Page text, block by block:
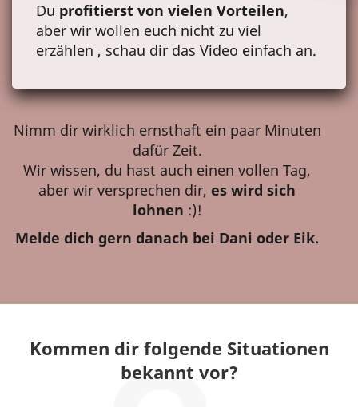
Du profitierst von vielen Vorteilen,
aber wir wollen euch nicht zu viel
erzählen , schau dir das Video einfach an.
Nimm dir wirklich ernsthaft ein paar Minuten
dafür Zeit.
Wir wissen, du hast auch einen vollen Tag,
aber wir versprechen dir, es wird sich
lohnen :)!
Melde dich gern danach bei Dani oder Eik.
Kommen dir folgende Situationen
bekannt vor?